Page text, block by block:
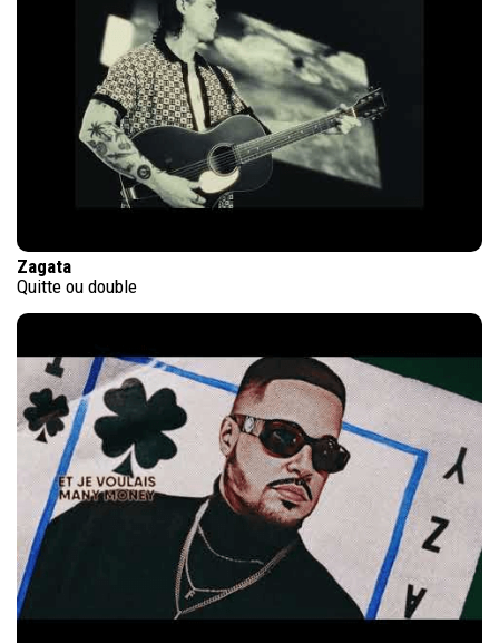
Zagata
Quitte ou double